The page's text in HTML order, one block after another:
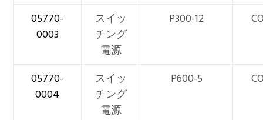
05770-
0003
スイッ
チング
電源
P300-12
05770-
0004
スイッ
チング
電源
P600-5